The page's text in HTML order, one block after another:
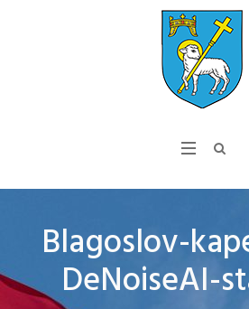
Blagoslov-
DeNoiseAI-